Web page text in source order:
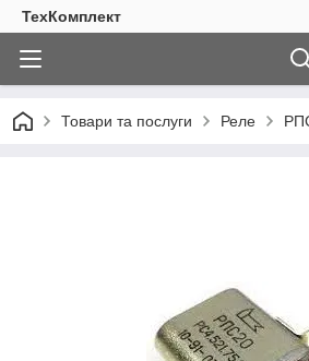
ТехКомплект
Товари та послуги Реле